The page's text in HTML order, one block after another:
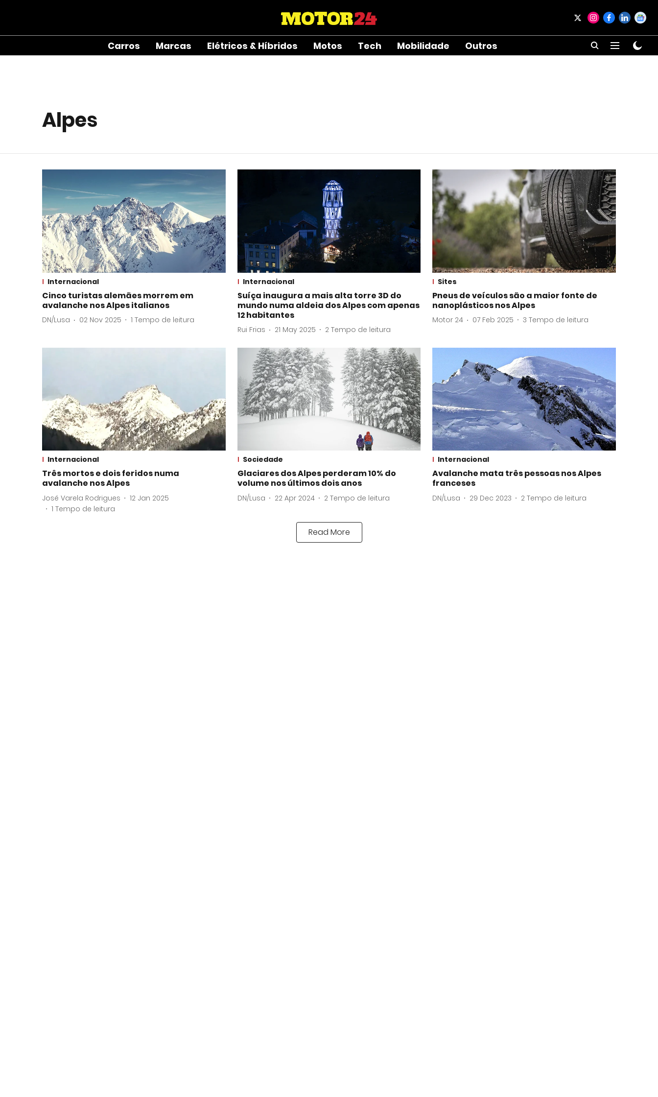
Carros Marcas Elétricos & Híbridos Motos Tech Mobilidade Outros
Alpes
Internacional
Cinco turistas alemães morrem em
avalanche nos Alpes italianos
DN/Lusa 02 Nov 2025 1 Tempo de leitura
Internacional
Suíça inaugura a mais alta torre 3D do
mundo numa aldeia dos Alpes com apenas
12 habitantes
Rui Frias 21 May 2025 2 Tempo de leitura
Sites
Pneus de veículos são a maior fonte de
nanoplásticos nos Alpes
Motor 24 07 Feb 2025 3 Tempo de leitura
Internacional
Três mortos e dois feridos numa
avalanche nos Alpes
José Varela Rodrigues
12 Jan 2025
1 Tempo de leitura
Sociedade
Glaciares dos Alpes perderam 10% do
volume nos últimos dois anos
DN/Lusa 22 Apr 2024 2 Tempo de leitura
Internacional
Avalanche mata três pessoas nos Alpes
franceses
DN/Lusa 29 Dec 2023 2 Tempo de leitura
Read More